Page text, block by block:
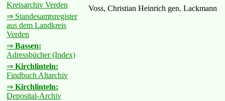
Kreisarchiv Verden
⇒ Standesamtsregister
aus dem Landkreis
Verden
⇒ Bassen:
Adressbücher (Index)
⇒ Kirchlinteln:
Findbuch Altarchiv
⇒ Kirchlinteln:
Deposital-Archiv
Voss, Christian Heinrich gen. Lackmann